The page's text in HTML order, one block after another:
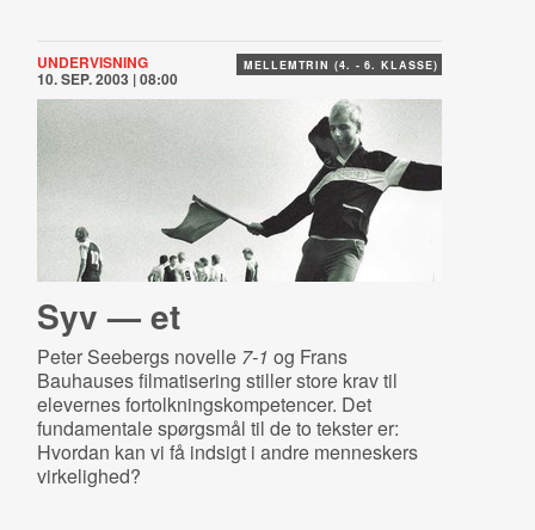
MELLEMTRIN (4. - 6. KLASSE)
UNDERVISNING
10. SEP. 2003 | 08:00
Syv — et
Peter Seebergs novelle 7-1 og Frans
Bauhauses filmatisering stiller store krav til
elevernes fortolkningskompetencer. Det
fundamentale spørgsmål til de to tekster er:
Hvordan kan vi få indsigt i andre menneskers
virkelighed?